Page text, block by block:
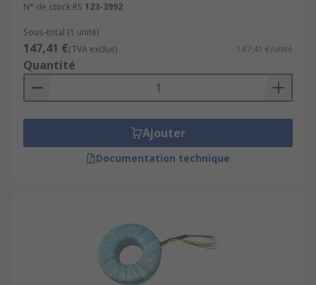
N° de stock RS 123-3992
Sous-total (1 unité)
147,41 €(TVA exclue) 147,41 €/unité
Quantité
Ajouter
Documentation technique